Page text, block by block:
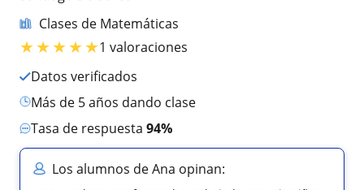
Clases de Matemáticas
★★★★★1 valoraciones
Datos verificados
más de 5 años dando clase
Tasa de respuesta 94%
Los alumnos de Ana opinan: